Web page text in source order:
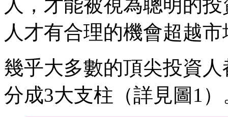
人，才能被視為聰明的
人才有合理的機會超越市
幾乎大多數的頂尖投資
分成3大支柱（詳見圖1）